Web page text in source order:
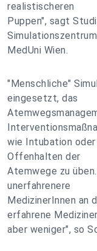
realistischeren
Puppen", sagt
MedUni Wien.
"Menschliche"
eingesetzt, das
wie Intubation oder
Offenhalten der
Atemwege zu
unerfahrenere
MedizinerInnen an
erfahrene Mediziner
aber weniger", so